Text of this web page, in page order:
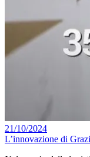
21/10/2024
L’innovazione di